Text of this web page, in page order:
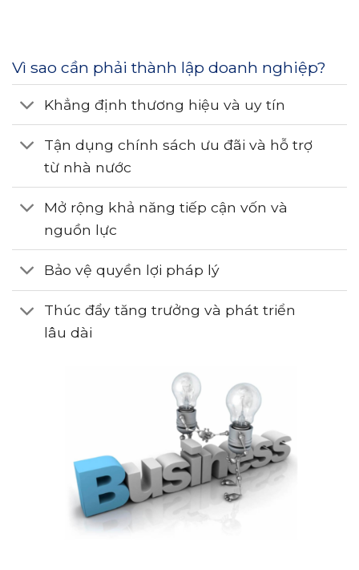
Vì sao cần phải thành lập doanh nghiệp?
Khẳng định thương hiệu và uy tín
Tận dụng chính sách ưu đãi và hỗ trợ
từ nhà nước
Mở rộng khả năng tiếp cận vốn và
nguồn lực
Bảo vệ quyền lợi pháp lý
Thúc đẩy tăng trưởng và phát triển
lâu dài